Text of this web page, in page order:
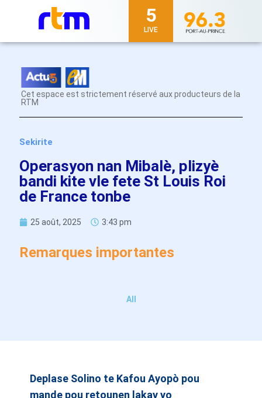
5
LIVE
Cet espace est strictement réservé aux producteurs de la
RTM
Sekirite
Operasyon nan Mibalè, plizyè
bandi kite vle fete St Louis Roi
de France tonbe
25 août, 2025 3:43 pm
Remarques importantes
All
Deplase Solino te Kafou Ayopò pou
mande pou retounen lakay yo